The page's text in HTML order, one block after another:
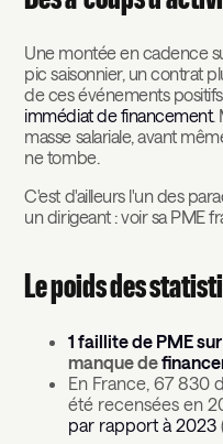
Une montée en cadence
pic saisonnier, un contrat
de ces événements
immédiat de financement.
masse salariale, avant
ne tombe.
C'est d'ailleurs l'un des
un dirigeant : voir sa PME
Le poids des
1 faillite de PME
manque de
En France, 67 830
été recensées en
par rapport à 2023